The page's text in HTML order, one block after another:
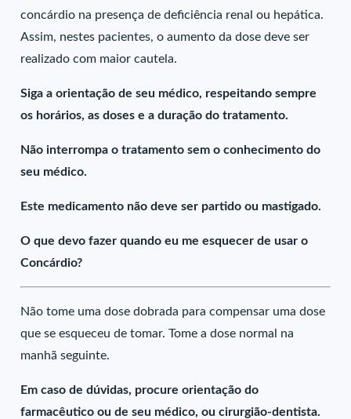
concárdio na presença de deficiência renal ou hepática.
Assim, nestes pacientes, o aumento da dose deve ser
realizado com maior cautela.
Siga a orientação de seu médico, respeitando sempre
os horários, as doses e a duração do tratamento.
Não interrompa o tratamento sem o conhecimento do
seu médico.
Este medicamento não deve ser partido ou mastigado.
O que devo fazer quando eu me esquecer de usar o
Concárdio?
Não tome uma dose dobrada para compensar uma dose
que se esqueceu de tomar. Tome a dose normal na
manhã seguinte.
Em caso de dúvidas, procure orientação do
farmacêutico ou de seu médico, ou cirurgião-dentista.